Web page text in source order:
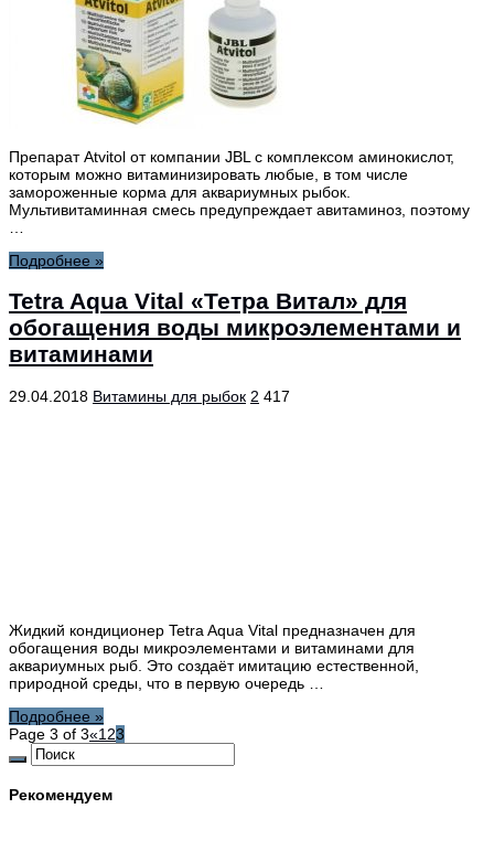
Препарат Atvitol от компании JBL с комплексом аминокислот,
которым можно витаминизировать любые, в том числе
замороженные корма для аквариумных рыбок.
Мультивитаминная смесь предупреждает авитаминоз, поэтому
Подробнее »
Tetra Aqua Vital «Тетра Витал» для
обогащения воды микроэлементами и
витаминами
29.04.2018 Витамины для рыбок 2 417
Жидкий кондиционер Tetra Aqua Vital предназначен для
обогащения воды микроэлементами и витаминами для
аквариумных рыб. Это создаёт имитацию естественной,
природной среды, что в первую очередь …
Подробнее »
Page 3 of 3«1 23
Рекомендуем